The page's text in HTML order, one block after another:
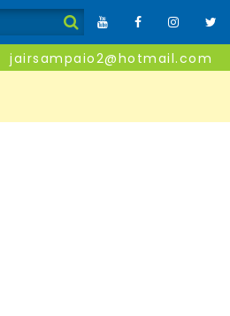
jairsampaio2@hotmail.com